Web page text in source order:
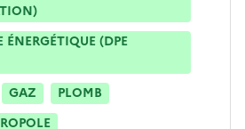
ÉNERGÉTIQUE (DPE
GAZ
PLOMB